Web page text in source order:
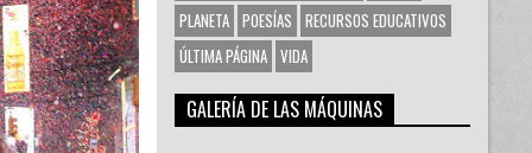
PLANETA POESÍAS RECURSOS EDUCATIVOS
ÚLTIMA PÁGINA VIDA
GALERÍA DE LAS MÁQUINAS